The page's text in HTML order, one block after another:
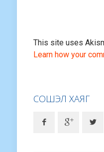
This site uses
Learn how your
СОШЭЛ ХАЯГ